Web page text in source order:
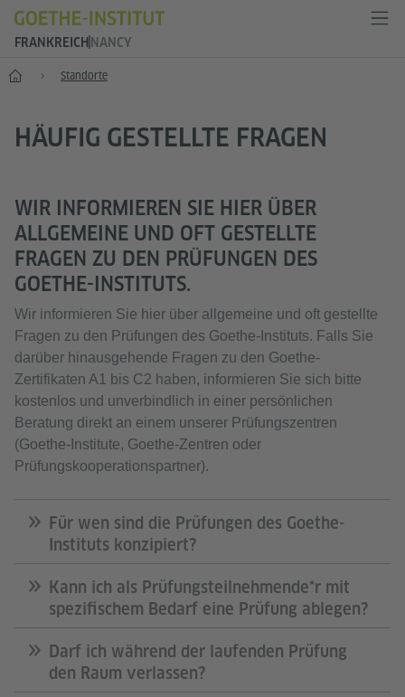
FRANKREICH NANCY
Start Standorte
HÄUFIG GESTELLTE FRAGEN
WIR INFORMIEREN SIE HIER ÜBER
ALLGEMEINE UND OFT GESTELLTE
FRAGEN ZU DEN PRÜFUNGEN DES
GOETHE-INSTITUTS.
Wir informieren Sie hier über allgemeine und oft gestellte
Fragen zu den Prüfungen des Goethe-Instituts. Falls Sie
darüber hinausgehende Fragen zu den Goethe-
Zertifikaten A1 bis C2 haben, informieren Sie sich bitte
kostenlos und unverbindlich in einer persönlichen
Beratung direkt an einem unserer Prüfungszentren
(Goethe‑Institute, Goethe‑Zentren oder
Prüfungskooperationspartner).
Für wen sind die Prüfungen des Goethe-
Instituts konzipiert?
Kann ich als Prüfungsteilnehmende*r mit
spezifischem Bedarf eine Prüfung ablegen?
Darf ich während der laufenden Prüfung
den Raum verlassen?